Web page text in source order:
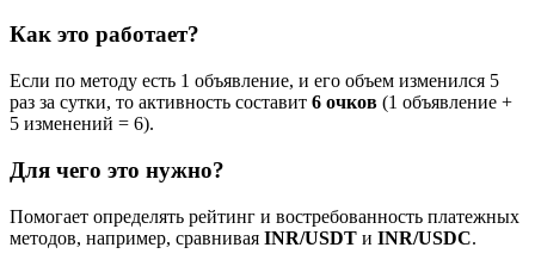
Как это работает?
Если по методу есть 1 объявление, и его объем изменился 5
раз за сутки, то активность составит 6 очков (1 объявление +
5 изменений = 6).
Для чего это нужно?
Помогает определять рейтинг и востребованность платежных
методов, например, сравнивая INR/USDT и INR/USDC.